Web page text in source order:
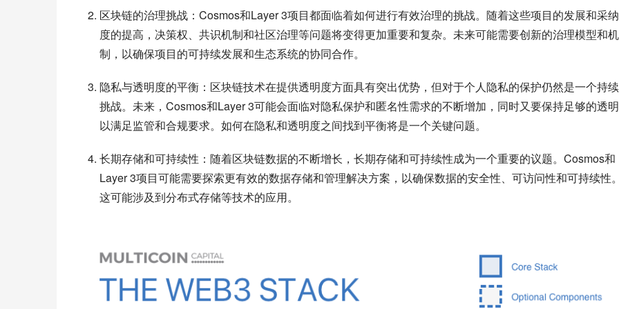
区块链的治理挑战：Cosmos和Layer 3项目都面临着如何进行有效治理的挑战。随着这些项目的发展和采
度的提高，决策权、共识机制和社区治理等问题将变得更加重要和复杂。未来可能需要创新的治理模型和机
制，以确保项目的可持续发展和生态系统的协同合作。
隐私与透明度的平衡：区块链技术在提供透明度方面具有突出优势，但对于个人隐私的保护仍然是一个持
挑战。未来，Cosmos和Layer 3可能会面临对隐私保护和匿名性需求的不断增加，同时又要保持足够的透
以满足监管和合规要求。如何在隐私和透明度之间找到平衡将是一个关键问题。
长期存储和可持续性：随着区块链数据的不断增长，长期存储和可持续性成为一个重要的议题。Cosmos和
Layer 3项目可能需要探索更有效的数据存储和管理解决方案，以确保数据的安全性、可访问性和可持续性。
这可能涉及到分布式存储等技术的应用。